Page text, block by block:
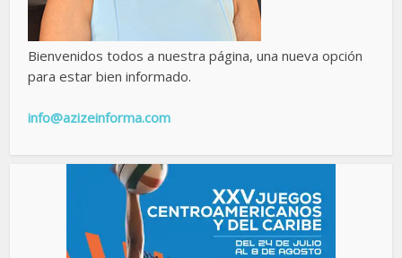
Bienvenidos todos a nuestra página, una nueva opción
para estar bien informado.
info@azizeinforma.com